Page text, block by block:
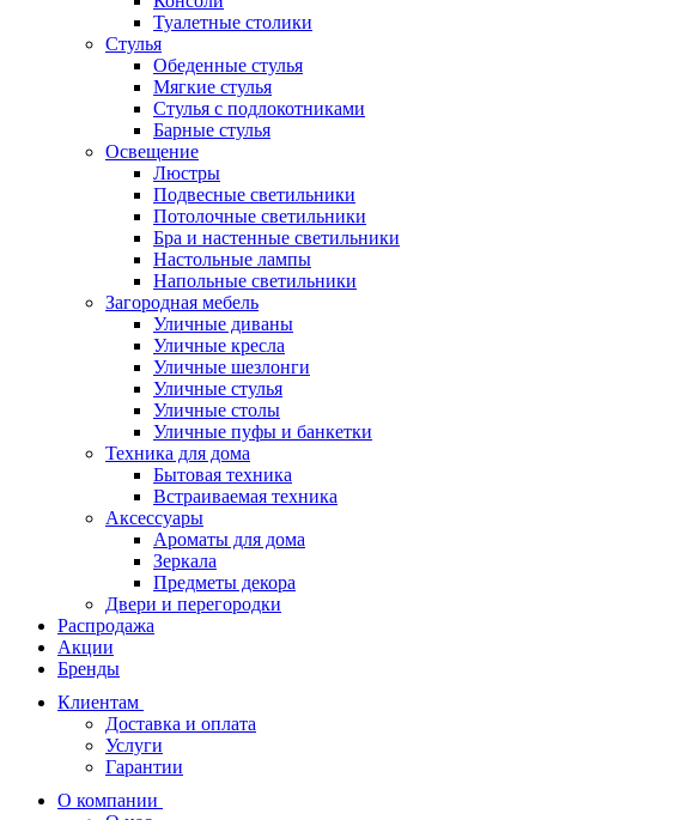
Туалетные столики
Стулья
Обеденные стулья
Мягкие стулья
Стулья с подлокотниками
Барные стулья
Освещение
Люстры
Подвесные светильники
Потолочные светильники
Бра и настенные светильники
Настольные лампы
Напольные светильники
Загородная мебель
Уличные диваны
Уличные кресла
Уличные шезлонги
Уличные стулья
Уличные столы
Уличные пуфы и банкетки
Техника для дома
Бытовая техника
Встраиваемая техника
Аксессуары
Ароматы для дома
Зеркала
Предметы декора
Двери и перегородки
Распродажа
Акции
Бренды
Клиентам
Доставка и оплата
Услуги
Гарантии
О компании